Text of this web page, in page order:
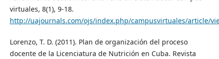
virtuales, 8(1), 9-18.
http://uajournals.com/ojs/index.php/campusvirtuales/article/
Lorenzo, T. D. (2011). Plan de organización del proceso
docente de la Licenciatura de Nutrición en Cuba. Revista